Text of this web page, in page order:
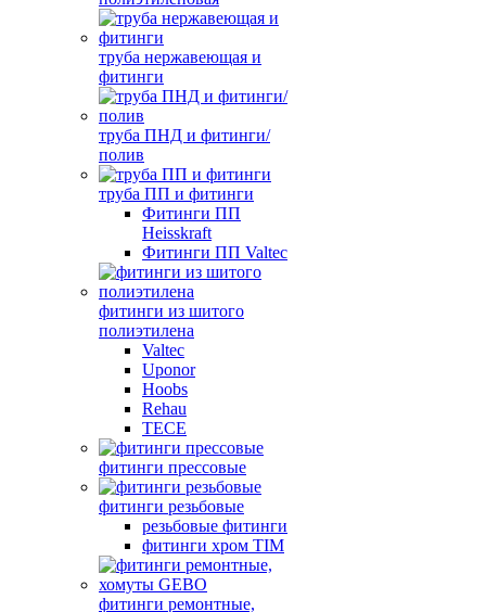
труба нержавеющая и
фитинги
труба ПНД и фитинги/
полив
труба ПП и фитинги
Фитинги ПП
Heisskraft
Фитинги ПП Valtec
фитинги из шитого
полиэтилена
Valtec
Uponor
Hoobs
Rehau
TECE
фитинги прессовые
фитинги резьбовые
резьбовые фитинги
фитинги хром TIM
фитинги ремонтные,